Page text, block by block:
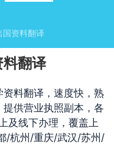
国资料翻译
翻译
料翻译，速度快，熟
供营业执照副本，各
及线下办理，覆盖上
/杭州/重庆/武汉/苏州/